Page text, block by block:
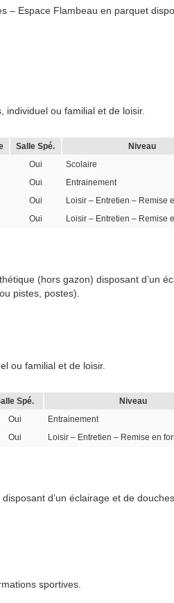
– Espace Flambeau en parquet
ou familial et de loisir.
Salle Spé.
Niveau
Oui
Scolaire
Oui
Entrainement
Oui
Loisir – Entretien – Remise
Oui Loisir – Entretien – Remise
(hors gazon) disposant d’un
pistes, postes).
ou familial et de loisir.
Spé.
Niveau
Oui
Entrainement
Oui Loisir – Entretien – Remise en
d’un éclairage et de douches
sportives.